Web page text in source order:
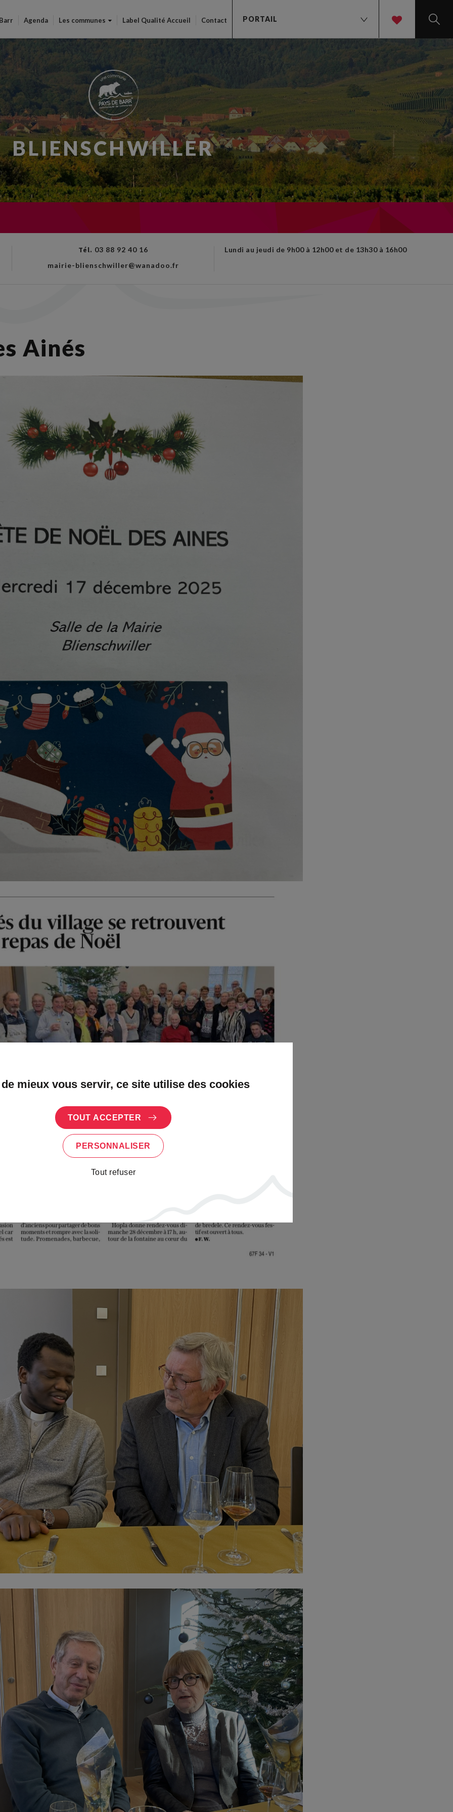
principal
Agenda Les communes Label Qualité Accueil Contact PORTAIL
BLIENSCHWILLER
Tél. 03 88 92 40 16
mairie-blienschwiller@wanadoo.fr
Lundi au jeudi de 9h00 à 12h00 et de 13h30 à 16h00
Ainés
mieux vous servir, ce site utilise des cookies
TOUT ACCEPTER
PERSONNALISER
Tout refuser